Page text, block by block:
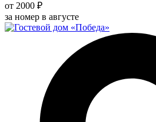
от 2000 ₽
за номер в августе